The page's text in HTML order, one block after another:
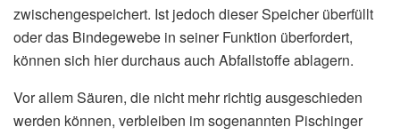
zwischengespeichert. Ist jedoch dieser Speicher überfüllt
oder das Bindegewebe in seiner Funktion überfordert,
können sich hier durchaus auch Abfallstoffe ablagern.
Vor allem Säuren, die nicht mehr richtig ausgeschieden
werden können, verbleiben im sogenannten Pischinger